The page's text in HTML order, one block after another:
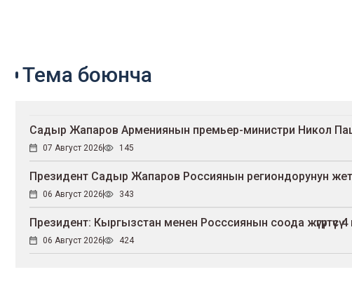
Тема боюнча
Садыр Жапаров Армениянын премьер-министри Никол
07 Август 2026 145
Президент Садыр Жапаров Россиянын региондорунун
06 Август 2026 343
Президент: Кыргызстан менен Росссиянын соода
06 Август 2026 424